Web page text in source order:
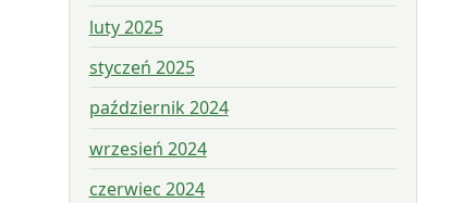
luty 2025
styczeń 2025
październik 2024
wrzesień 2024
czerwiec 2024